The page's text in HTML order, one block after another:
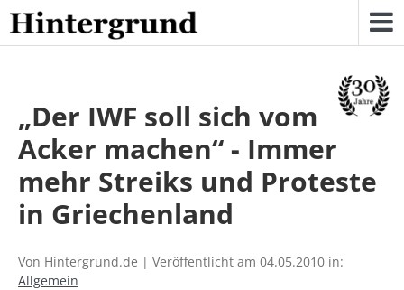
Skip
to
content
„Der IWF soll sich vom
Acker machen“ - Immer
mehr Streiks und Proteste
in Griechenland
Von Hintergrund.de | Veröffentlicht am 04.05.2010 in:
Allgemein